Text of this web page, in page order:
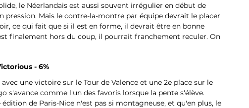
le Néerlandais est aussi souvent irrégulier en début de
pression. Mais le contre-la-montre par équipe devrait le placer
ce qui fait que si il est en forme, il devrait être en bonne
finalement hors du coup, il pourrait franchement reculer. On
- 6%
une victoire sur le Tour de Valence et une 2e place sur le
s'avance comme l'un des favoris lorsque la pente s'élève.
de Paris-Nice n'est pas si montagneuse, et qu'en plus, le